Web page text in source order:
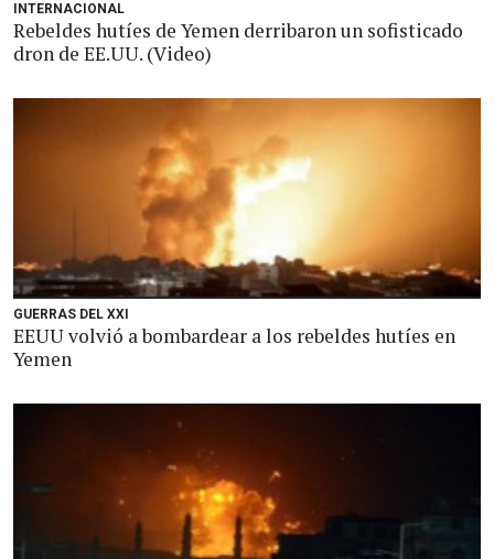
INTERNACIONAL
Rebeldes hutíes de Yemen derribaron un sofisticado
dron de EE.UU. (Video)
GUERRAS DEL XXI
EEUU volvió a bombardear a los rebeldes hutíes en
Yemen